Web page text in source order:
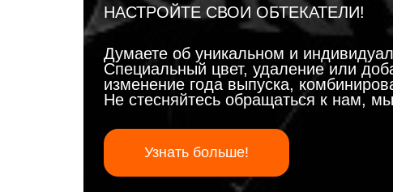
НАСТРОЙТЕ СВОИ ОБТЕКАТЕЛИ!
Думаете об уникальном и
Специальный цвет, удаление или
изменение года выпуска,
Не стесняйтесь обращаться к нам,
Узнать больше!